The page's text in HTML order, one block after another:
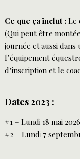
Ce que ça inclut : Le
(Qui peut être
journée et aussi dans
l’équipement
d’inscription et le
Dates2023 :
#1 – Lundi 18 mai 2026
#2 – Lundi 7